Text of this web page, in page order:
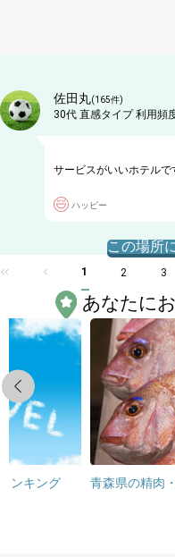
佐田丸(165件)
30代 直感タイプ利用頻
サービスがいいホテルで
ハッピー
この場所
1 2 3
あなたに
Previous
ンキング 青森県の精肉